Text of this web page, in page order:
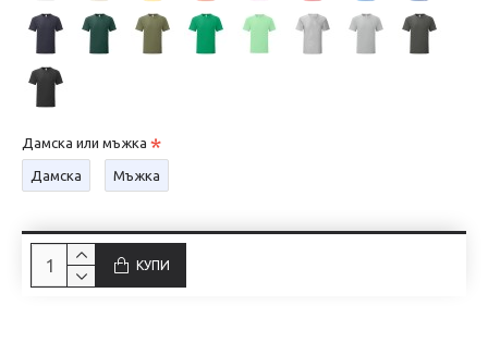
Дамска или мъжка
Дамска Мъжка
КУПИ